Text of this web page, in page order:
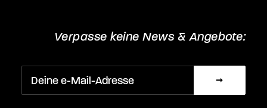
Verpasse keine News & Angebote: